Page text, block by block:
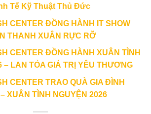
Tế Kỹ Thuật Thủ Đức
CENTER ĐỒNG HÀNH IT SHOW
THANH XUÂN RỰC RỠ
CENTER ĐỒNG HÀNH XUÂN TÌNH
– LAN TỎA GIÁ TRỊ YÊU THƯƠNG
CENTER TRAO QUÀ GIA ĐÌNH
XUÂN TÌNH NGUYỆN 2026